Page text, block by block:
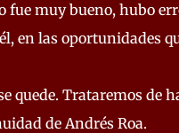
muy bueno, hubo
en las oportunidades
quede. Trataremos de
de Andrés Roa.